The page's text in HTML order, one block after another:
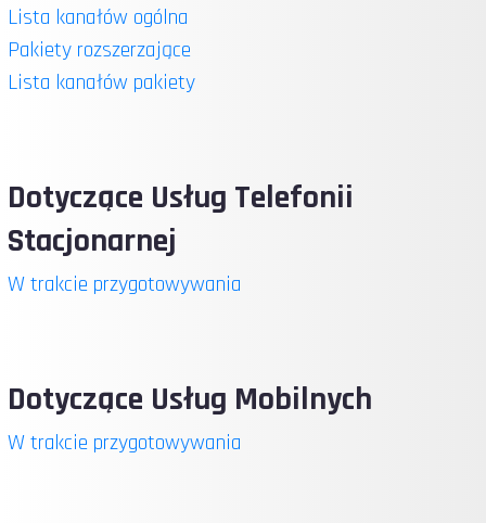
Lista kanałów ogólna
Pakiety rozszerzające
Lista kanałów pakiety
Dotyczące Usług Telefonii
Stacjonarnej
W trakcie przygotowywania
Dotyczące Usług Mobilnych
W trakcie przygotowywania